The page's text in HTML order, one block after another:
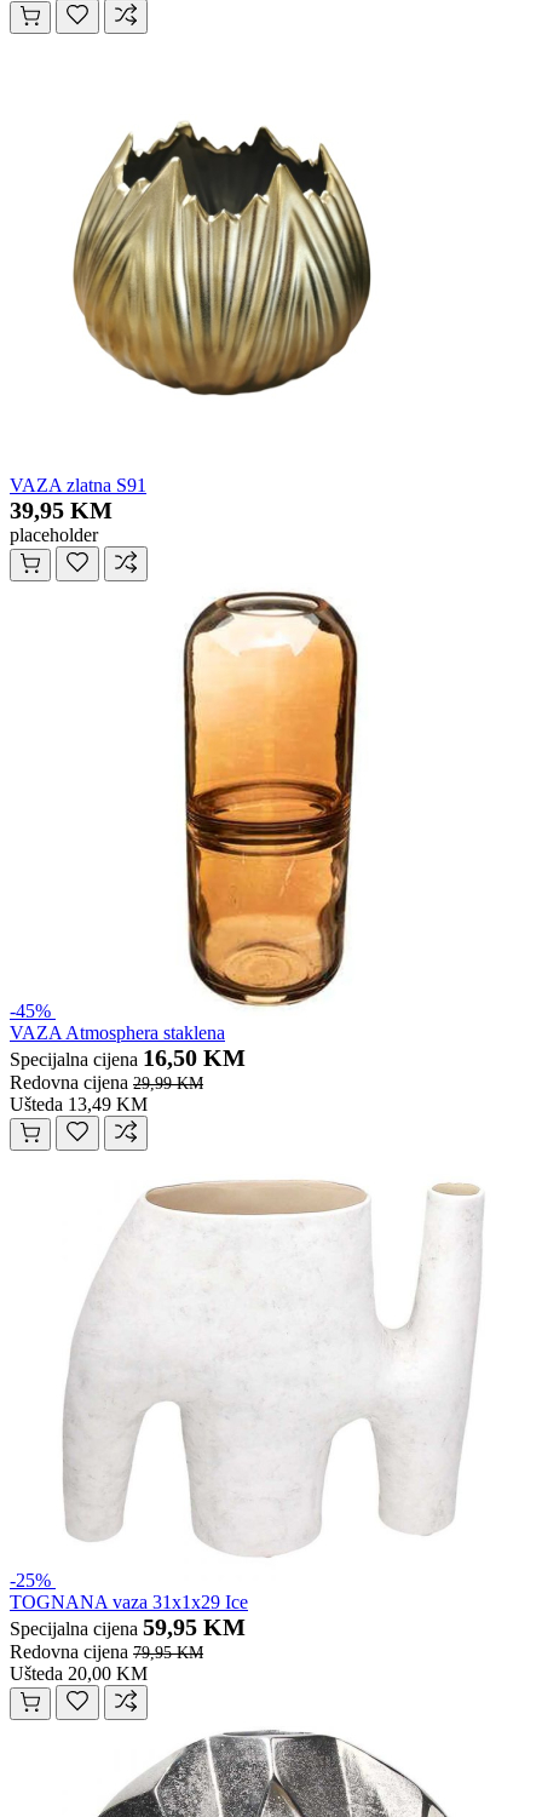
VAZA zlatna S91
39,95 KM
placeholder
-45%
VAZA Atmosphera staklena
Specijalna cijena 16,50 KM
Redovna cijena 29,99 KM
Ušteda 13,49 KM
-25%
TOGNANA vaza 31x1x29 Ice
Specijalna cijena 59,95 KM
Redovna cijena 79,95 KM
Ušteda 20,00 KM